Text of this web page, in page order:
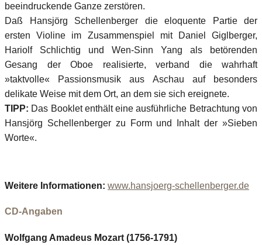
beeindruckende Ganze zerstören.
Daß Hansjörg Schellenberger die eloquente Partie der
ersten Violine im Zusammenspiel mit Daniel Giglberger,
Hariolf Schlichtig und Wen-Sinn Yang als betörenden
Gesang der Oboe realisierte, verband die wahrhaft
»taktvolle« Passionsmusik aus Aschau auf besonders
delikate Weise mit dem Ort, an dem sie sich ereignete.
TIPP: Das Booklet enthält eine ausführliche Betrachtung von
Hansjörg Schellenberger zu Form und Inhalt der »Sieben
Worte«.
Weitere Informationen: www.hansjoerg-schellenberger.de
CD-Angaben
Wolfgang Amadeus Mozart (1756-1791)